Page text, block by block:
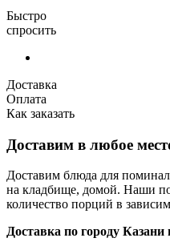
Быстро
спросить
Доставка
Оплата
Как заказать
Доставим в любое
Доставим блюда для
на кладбище, домой. Наши
количество порций в
Доставка по городу Казани